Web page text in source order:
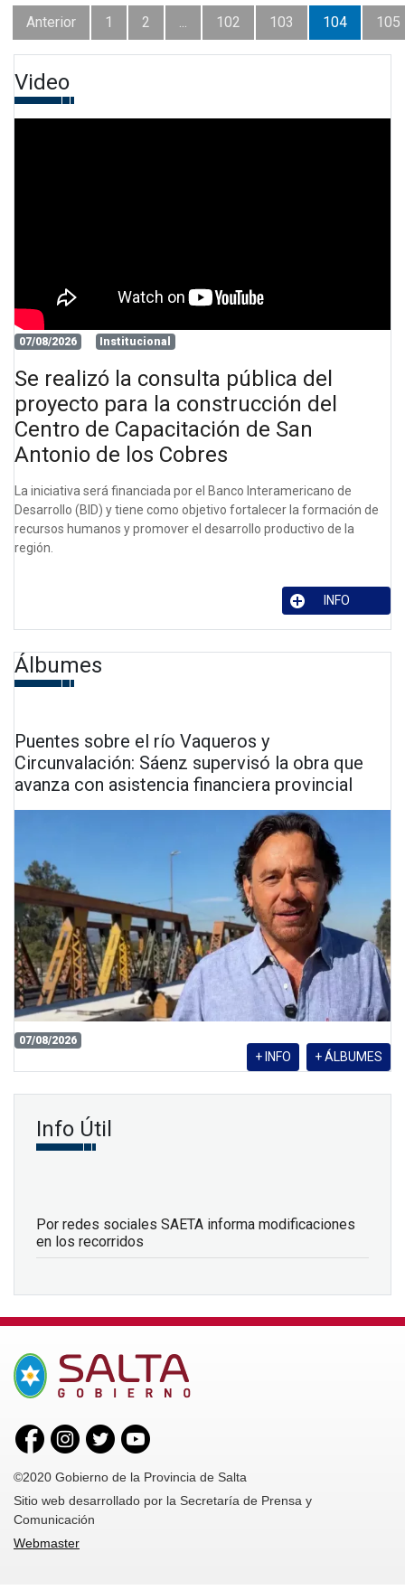
Anterior 1 2 ... 102 103 104 105
Video
07/08/2026 Institucional
Se realizó la consulta pública del
proyecto para la construcción del
Centro de Capacitación de San
Antonio de los Cobres
La iniciativa será financiada por el Banco Interamericano de
Desarrollo (BID) y tiene como objetivo fortalecer la formación de
recursos humanos y promover el desarrollo productivo de la
región.
INFO
Álbumes
Puentes sobre el río Vaqueros y
Circunvalación: Sáenz supervisó la obra que
avanza con asistencia financiera provincial
07/08/2026
+ ÁLBUMES
+ INFO
Info Útil
Por redes sociales SAETA informa modificaciones
en los recorridos
©2020 Gobierno de la Provincia de Salta
Sitio web desarrollado por la Secretaría de Prensa y
Comunicación
Webmaster